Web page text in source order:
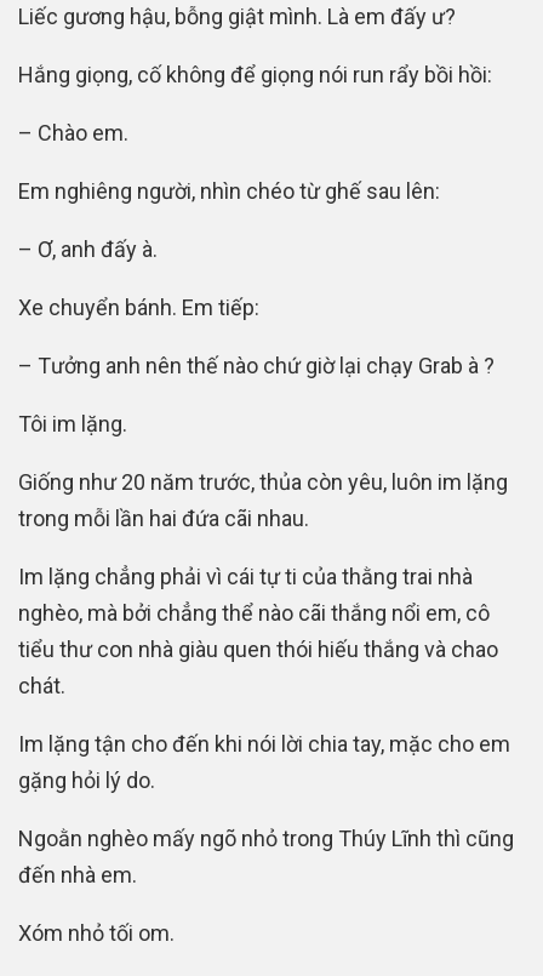
Liếc gương hậu, bỗng giật mình. Là em đấy ư?
Hắng giọng, cố không để giọng nói run rẩy bồi hồi:
– Chào em.
Em nghiêng người, nhìn chéo từ ghế sau lên:
– Ơ, anh đấy à.
Xe chuyển bánh. Em tiếp:
– Tưởng anh nên thế nào chứ giờ lại chạy Grab à ?
Tôi im lặng.
Giống như 20 năm trước, thủa còn yêu, luôn im lặng
trong mỗi lần hai đứa cãi nhau.
Im lặng chẳng phải vì cái tự ti của thằng trai nhà
nghèo, mà bởi chẳng thể nào cãi thắng nổi em, cô
tiểu thư con nhà giàu quen thói hiếu thắng và chao
chát.
Im lặng tận cho đến khi nói lời chia tay, mặc cho em
gặng hỏi lý do.
Ngoằn nghèo mấy ngõ nhỏ trong Thúy Lĩnh thì cũng
đến nhà em.
Xóm nhỏ tối om.